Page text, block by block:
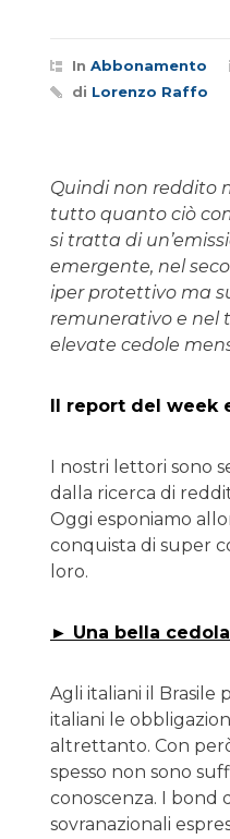
In Abbonamento
di Lorenzo Raffo
Quindi non reddito
tutto quanto ciò
si tratta di
emergente, nel
iper protettivo ma
remunerativo e nel
elevate cedole
Il report del week
I nostri lettori sono
dalla ricerca di
Oggi esponiamo
conquista di super
loro.
► Una bella
Agli italiani il Brasile
italiani le
altrettanto. Con
spesso non sono
conoscenza. I bond
sovranazionali